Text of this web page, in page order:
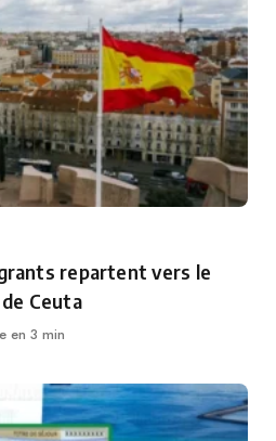
repartent vers le
Ceuta
en 3 min